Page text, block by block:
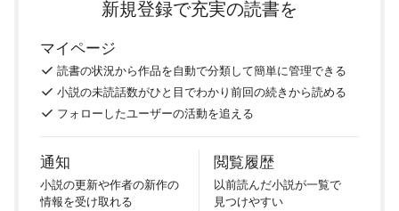
新規登録で充実の読書を
マイページ
読書の状況から作品を自動で分類して簡単に管理できる
小説の未読話数がひと目でわかり前回の続きから読める
フォローしたユーザーの活動を追える
通知
小説の更新や作者の新作の
情報を受け取れる
閲覧履歴
以前読んだ小説が一覧で
見つけやすい